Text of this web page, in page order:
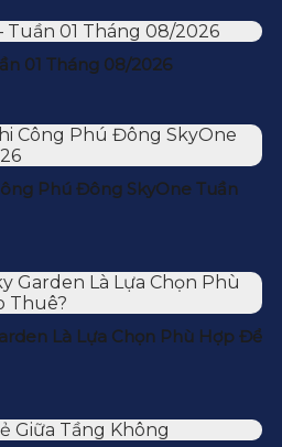
01 Tháng 08/2026
Phú Đông SkyOne Tuần
Là Lựa Chọn Phù Hợp Để